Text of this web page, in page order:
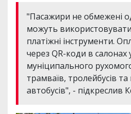
"Пасажири не обмежені
можуть використовувати
платіжні інструменти.
через QR-коди в салонах
муніципального
трамваїв, тролейбусів
автобусів", - підкреслив